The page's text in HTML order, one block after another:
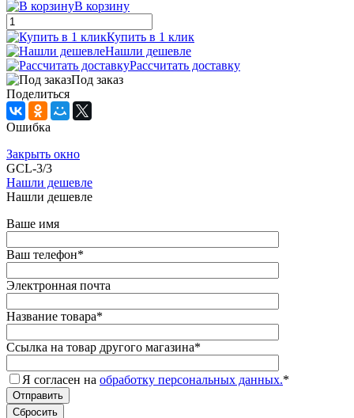
В корзину
Купить в 1 клик
Нашли дешевле
Рассчитать доставку
Под заказ
Поделиться
Ошибка
Закрыть окно
GCL-3/3
Нашли дешевле
Нашли дешевле
Ваше имя
Ваш телефон*
Электронная почта
Название товара*
Ссылка на товар другого магазина*
Я согласен на обработку персональных данных.*